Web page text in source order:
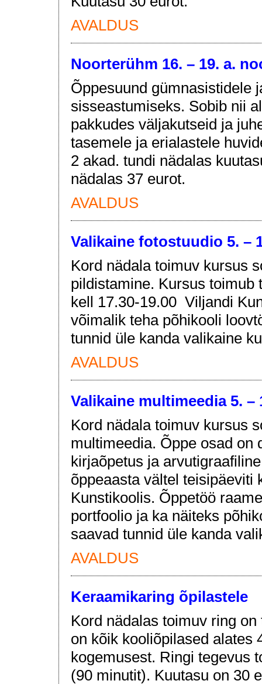
AVALDUS
Noorterühm 16. – 19. a.
Õppesuund gümnasistidele
sisseastumiseks. Sobib nii
pakkudes väljakutseid ja
tasemele ja erialastele
2 akad. tundi nädalas
nädalas 37 eurot.
AVALDUS
Valikaine fotostuudio 5. –
Kord nädala toimuv kursus
pildistamine. Kursus toimub
kell 17.30-19.00 Viljandi
võimalik teha põhikooli
tunnid üle kanda valikaine
AVALDUS
Valikaine multimeedia 5.
Kord nädala toimuv kursus
multimeedia. Õppe osad on
kirjaõpetus ja
õppeaasta vältel
Kunstikoolis. Õppetöö
portfoolio ja ka näiteks
saavad tunnid üle kanda
AVALDUS
Keraamikaring õpilastele
Kord nädalas toimuv ring
on kõik kooliõpilased alates
kogemusest. Ringi tegevus
(90 minutit). Kuutasu on 30